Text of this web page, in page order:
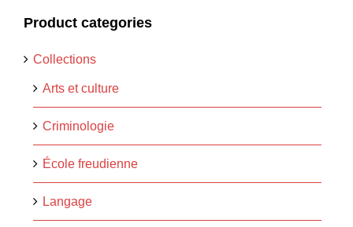
Product categories
Collections
Arts et culture
Criminologie
École freudienne
Langage